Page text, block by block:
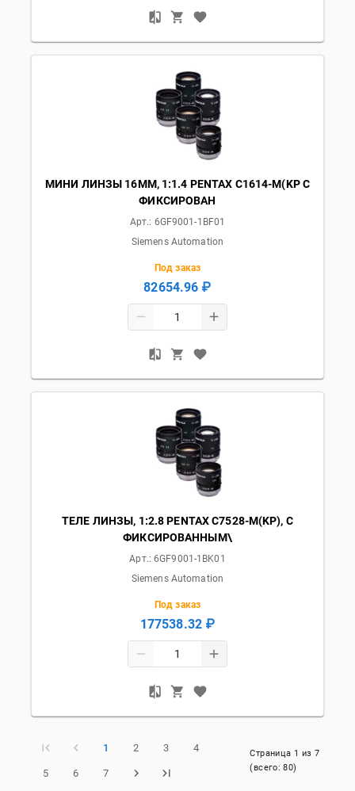
МИНИ ЛИНЗЫ 16ММ, 1:1.4 PENTAX C1614-M(KP С
ФИКСИРОВАН
Арт.: 6GF9001-1BF01
Siemens Automation
Под заказ
82654.96 ₽
ТЕЛЕ ЛИНЗЫ, 1:2.8 PENTAX C7528-M(KP), С
ФИКСИРОВАННЫМ\
Арт.:6GF9001-1BK01
Siemens Automation
Под заказ
177538.32 ₽
1 2 3 4
5 6 7
Страница 1 из 7
(всего:80)